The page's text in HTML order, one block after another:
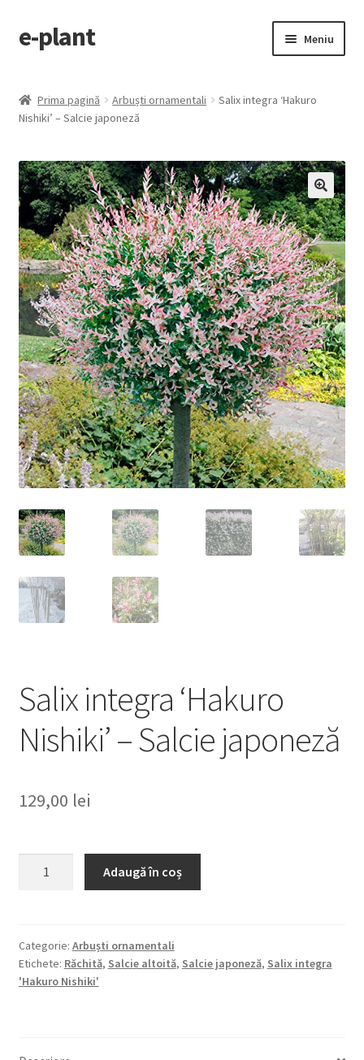
Sari
la
Sari
la
e-plant Meniu
Categorii produse
copil
Contact
Checkout
Prima pagină Arbuști ornamentali
Salix integra ‘Hakuro
Nishiki’ – Salcie japoneză
🔍
Salix integra ‘Hakuro
Nishiki’ – Salcie japoneză
129,00 lei
Nishiki'
-
Salcie
Adaugă în coș
Categorie: Arbuști ornamentali
Etichete: Răchită, Salcie altoită, Salcie japoneză, Salix integra
'Hakuro Nishiki'